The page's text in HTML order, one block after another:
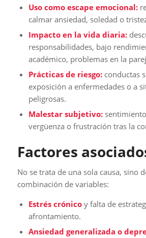
Uso como escape emocional:
calmar ansiedad, soledad o
Impacto en la vida diaria:
responsabilidades, bajo
académico, problemas en la
Prácticas de riesgo:conductas
exposición a enfermedades o a
peligrosas.
Malestar subjetivo:
vergüenza o frustración tras la
Factores
No se trata de una sola causa, sino
combinación de variables:
Estrés crónicoy falta de
afrontamiento.
Ansiedad generalizada o